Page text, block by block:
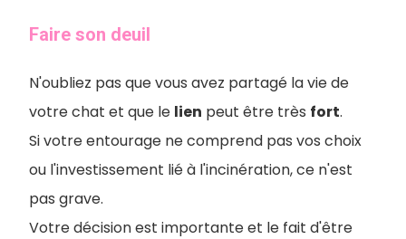
Faire son deuil
N'oubliez pas que vous avez partagé la vie de
votre chat et que le lien peut être très fort.
Si votre entourage ne comprend pas vos choix
ou l'investissement lié à l'incinération, ce n'est
pas grave.
Votre décision est importante et le fait d'être